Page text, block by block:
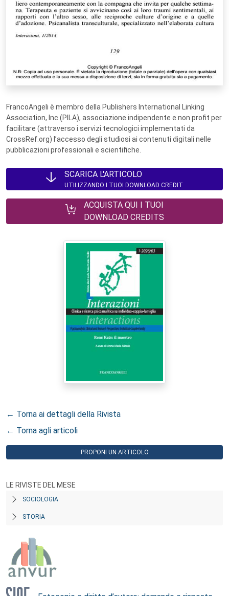
FrancoAngeli è membro della Publishers International Linking
Association, Inc (PILA), associazione indipendente e non profit per
facilitare (attraverso i servizi tecnologici implementati da
CrossRef.org) l’accesso degli studiosi ai contenuti digitali nelle
pubblicazioni professionali e scientifiche.
SCARICA L'ARTICOLO
UTILIZZANDO I TUOI DOWNLOAD CREDIT
ACQUISTA QUI I TUOI
DOWNLOAD CREDITS
← Torna ai dettagli della Rivista
← Torna agli articoli
PROPONI UN ARTICOLO
LE RIVISTE DEL MESE
SOCIOLOGIA
STORIA